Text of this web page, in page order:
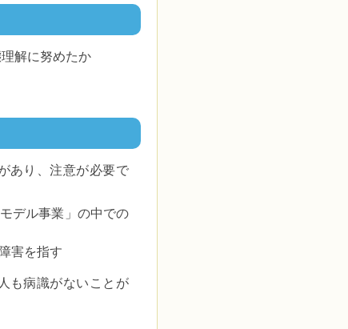
解に努めたか
あり、注意が必要で
デル事業」の中での
害を指す
も病識がないことが